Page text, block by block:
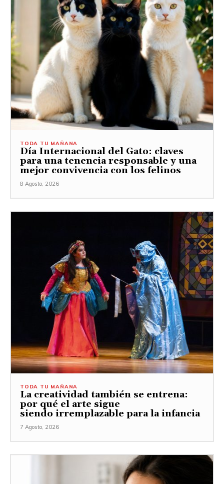
TODA TU MAÑANA
Día Internacional del Gato: claves
para una tenencia responsable y una
mejor convivencia con los felinos
8 Agosto, 2026
TODA TU MAÑANA
La creatividad también se entrena:
por qué el arte sigue
siendo irremplazable para la infancia
7 Agosto, 2026